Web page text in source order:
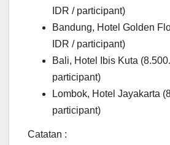
IDR / participant)
Bandung, Hotel Golden
IDR / participant)
Bali, Hotel Ibis Kuta
participant)
Lombok, Hotel Jayakarta
participant)
Catatan :